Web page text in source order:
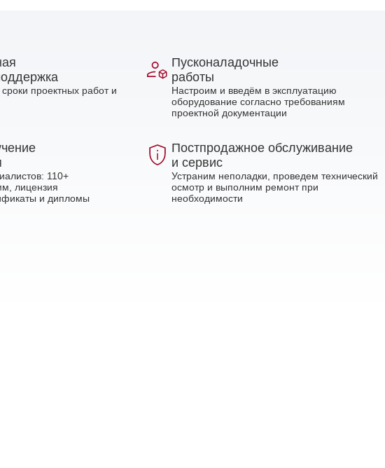
проектных работ и
Пусконаладочные
работы
Настроим и введём в эксплуатацию
оборудование согласно требованиям
проектной документации
110+
лицензия
и дипломы
Постпродажное обслуживание
и сервис
Устраним неполадки, проведем технический
осмотр и выполним ремонт при
необходимости